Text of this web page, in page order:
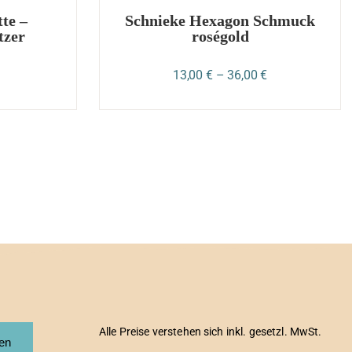
–
Schnieke Hexagon Schmuck
roségold
13,00 €–36,00€
Alle Preise verstehen sich inkl. gesetzl. MwSt.